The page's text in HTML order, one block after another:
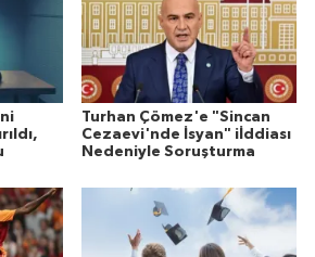
Turhan Çömez'e "Sincan
Cezaevi'nde İsyan" iİddiası
Nedeniyle Soruşturma